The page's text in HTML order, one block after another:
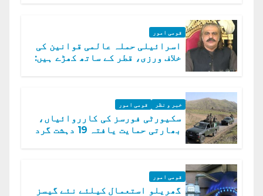
قومی امور
اسرائیلی حملہ عالمی قوانین کی
خلاف ورزی، قطر کے ساتھ کھڑے ہیں:
خبر و نظر قومی امور
سکیورٹی فورسز کی کارروائیاں،
بھارتی حمایت یافتہ 19 دہشت گرد
قومی امور
گھریلو استعمال کیلئے نئے گیسز